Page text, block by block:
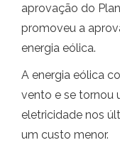
aprovação do
promoveu a
energia eólica.
A energia eólica
vento e se tornou
eletricidade nos
um custo menor.